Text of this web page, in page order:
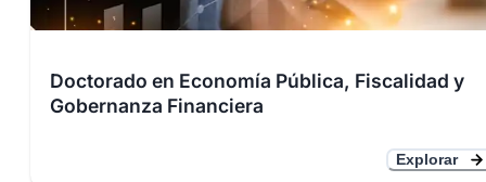
Doctorado en Economía Pública, Fiscalidad y
Gobernanza Financiera
Explorar